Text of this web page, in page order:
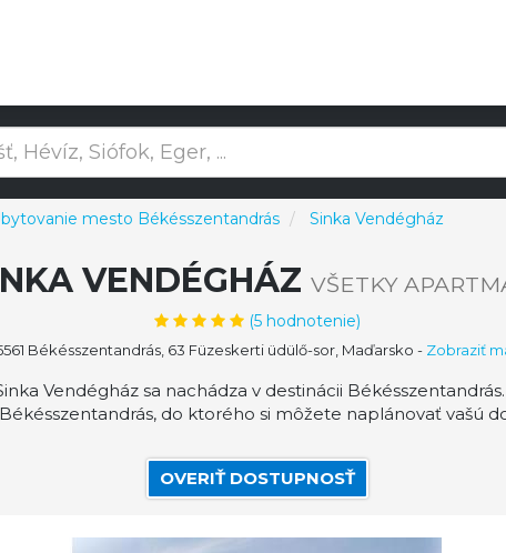
mesto Békésszentandrás Sinka Vendégház
VENDÉGHÁZ VŠETKY
(5 hodnotenie)
Békésszentandrás, 63 Füzeskerti üdülő-sor, Maďarsko - Zobraziť
Vendégház sa nachádza v destinácii
do ktorého si môžete naplánovať vašú
OVERIŤ DOSTUPNOSŤ